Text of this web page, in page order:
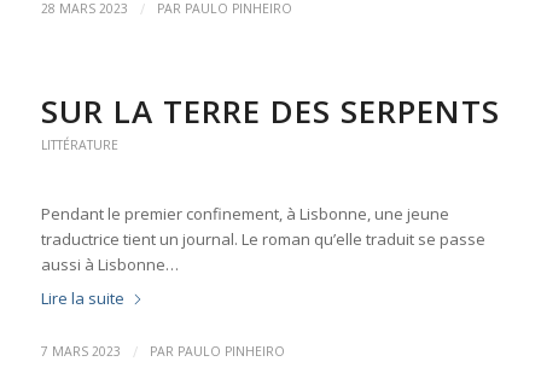
28 MARS 2023 / PAR PAULO PINHEIRO
SUR LA TERRE DES SERPENTS
LITTÉRATURE
Pendant le premier confinement, à Lisbonne, une jeune
traductrice tient un journal. Le roman qu’elle traduit se passe
aussi à Lisbonne…
Lire la suite
7 MARS 2023 / PAR PAULO PINHEIRO